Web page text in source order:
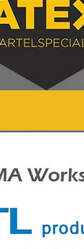
meer info...